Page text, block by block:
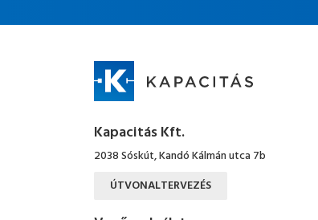
Kapacitás Kft.
2038 Sóskút, Kandó Kálmán utca 7b
ÚTVONALTERVEZÉS